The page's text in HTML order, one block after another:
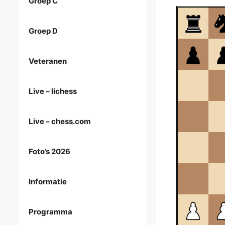
Groep D
Veteranen
Live – lichess
Live – chess.com
Foto’s 2026
Informatie
Programma